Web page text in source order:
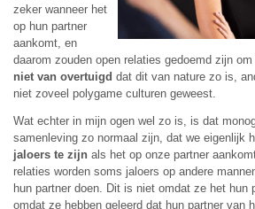
zeker wanneer het
op hun partner
aankomt, en
daarom zouden open relaties gedoemd zijn
niet van overtuigd dat dit van nature zo is,
niet zoveel polygame culturen geweest.
Wat echter in mijn ogen wel zo is, is dat
samenleving zo normaal zijn, dat we eigenlijk
jaloers te zijn als het op onze partner
relaties worden soms jaloers op andere
hun partner doen. Dit is niet omdat ze het hun
omdat ze hebben geleerd dat hun partner van